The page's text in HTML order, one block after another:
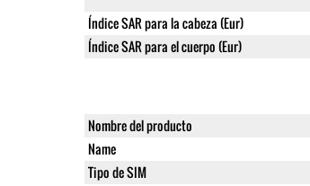
Índice SAR para la cabeza (Eur)
Índice SAR para el cuerpo (Eur)
Nombre del producto
Name
Tipo de SIM